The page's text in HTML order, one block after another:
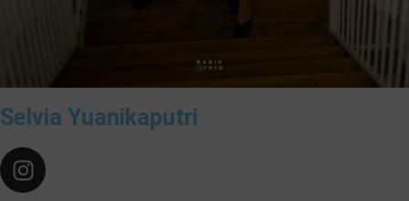
Selvia Yuanikaputri